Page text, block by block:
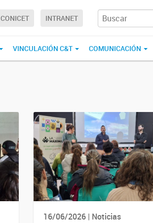
CONICET INTRANET
VINCULACIÓN C&T COMUNICACIÓN
16/06/2026 | Noticias